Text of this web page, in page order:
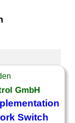
GmbH
Switch